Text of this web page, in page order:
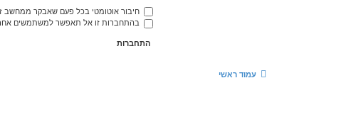
חיבור אוטומטי בכל פעם שאבקר ממחשב
בהתחברות זו אל תאפשר למשתמשים
עמוד ראשי